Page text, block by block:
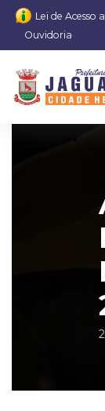
Lei de Acesso
Ouvidoria